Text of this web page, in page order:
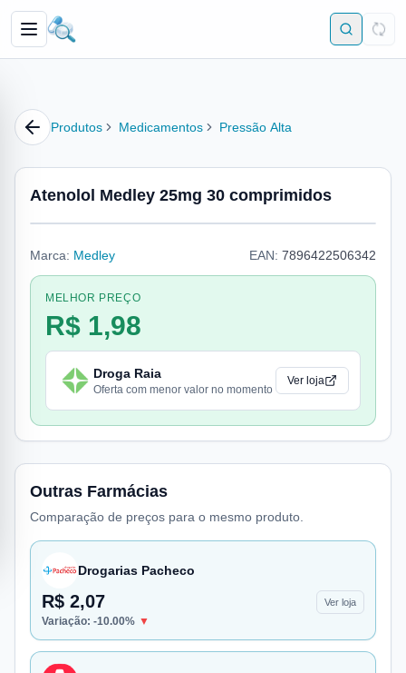
Produtos Medicamentos Pressão Alta
Atenolol Medley 25mg 30 comprimidos
Marca: Medley EAN: 7896422506342
MELHOR PREÇO
R$ 1,98
Droga Raia
Oferta com menor valor no momento
Ver loja
Outras Farmácias
Comparação de preços para o mesmo produto.
Drogarias Pacheco
R$ 2,07 Ver loja
Variação: -10.00% ▼